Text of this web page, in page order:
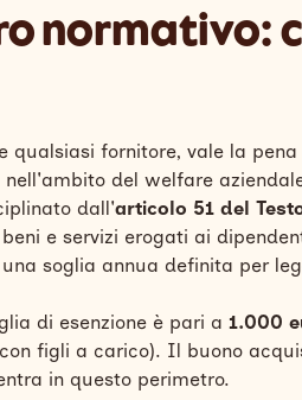
normativo:
qualsiasi fornitore, vale la
del welfare
dall'articolo 51 del
e servizi erogati ai
soglia annua definita per
di esenzione è pari a 1.000
figli a carico). Il buono
in questo perimetro.